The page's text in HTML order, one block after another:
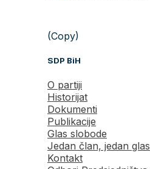
(Copy)
SDP BiH
O partiji
Historijat
Dokumenti
Publikacije
Glas slobode
Jedan član, jedan glas
Kontakt